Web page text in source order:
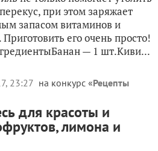
при этом заряжает
запасом витаминов и
его очень просто!
— 1 шт.Киви...
23:27 на конкурс «Рецепты
для красоты и
лимона и